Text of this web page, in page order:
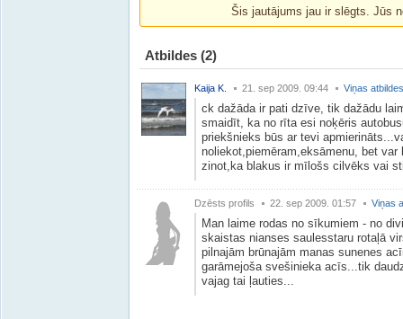
Šis jautājums jau ir slēgts. Jūs
Atbildes (2)
Kaija K. 21. sep 2009. 09:44 Viņas atbildes
ck dažāda ir pati dzīve, tik dažādu
smaidīt, ka no rīta esi noķēris
priekšnieks būs ar tevi
noliekot,piemēram,eksāmenu, bet
zinot,ka blakus ir mīlošs cilvēks vai
Dzēsts profils 22. sep 2009. 01:57 Viņas
Man laime rodas no sīkumiem - no
skaistas nianses saulesstaru rotaļā
pilnajām brūnajām manas sunenes
garāmejoša svešinieka acīs...tik
vajag tai ļauties...